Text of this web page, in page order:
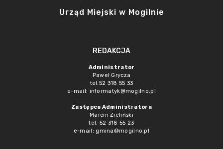
Urząd Miejski w Mogilnie
REDAKCJA
Administrator
Paweł Grycza
tel.52 318 55 33
e-mail: informatyk@mogilno.pl
Zastępca Administratora
Marcin Zieliński
tel. 52 318 55 23
e-mail: gmina@mogilno.pl